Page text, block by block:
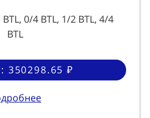
0/4 BTL, 1/2 BTL, 4/4
BTL
350298.65 ₽